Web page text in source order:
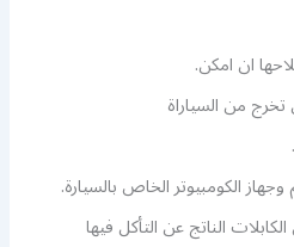
ان امكن.
من السياراة
الكومبيوتر الخاص بالسيارة.
الناتج عن التأكل فيها